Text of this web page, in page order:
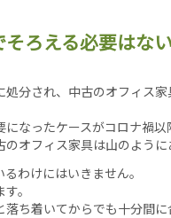
ろえる必要はな
分され、中古のオフィス
なったケースがコロナ禍以
オフィス家具は山のように
わけにはいきません。
。
ち着いてからでも十分間に